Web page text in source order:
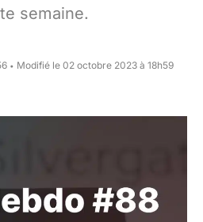
semaine.
• Modifié le 02 octobre 2023 à 18h59